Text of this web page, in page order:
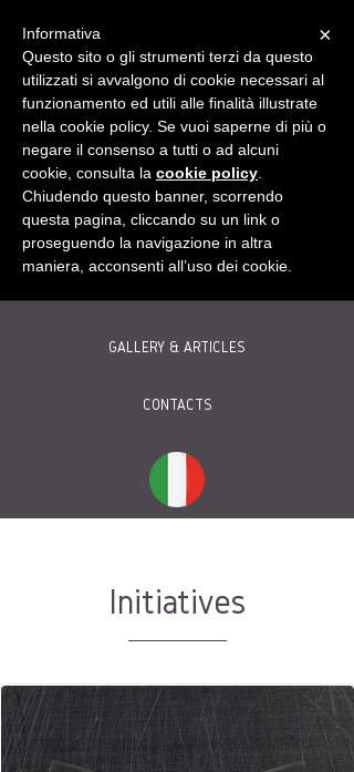
HOME
ABOUT
GALLERY & ARTICLES
CONTACTS
Initiatives
×
Informativa
Questo sito o gli strumenti terzi da questo
utilizzati si avvalgono di cookie necessari al
funzionamento ed utili alle finalità illustrate
nella cookie policy. Se vuoi saperne di più o
negare il consenso a tutti o ad alcuni
cookie, consulta la cookie policy
Chiudendo questo banner, scorrendo
questa pagina, cliccando su un link o
proseguendo la navigazione in altra
maniera, acconsenti all’uso dei cookie.